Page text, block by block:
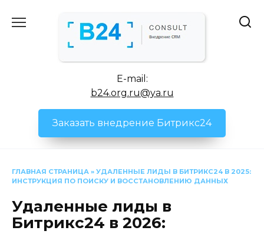
E-mail:
b24.org.ru@ya.ru
Заказать внедрение Битрикс24
ГЛАВНАЯ СТРАНИЦА » УДАЛЕННЫЕ ЛИДЫ В БИТРИКС24 В 2025:
ИНСТРУКЦИЯ ПО ПОИСКУ И ВОССТАНОВЛЕНИЮ ДАННЫХ
Удаленные лиды в
Битрикс24 в 2026: